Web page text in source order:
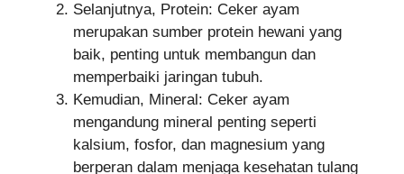
Selanjutnya, Protein: Ceker ayam
merupakan sumber protein hewani yang
baik, penting untuk membangun dan
memperbaiki jaringan tubuh.
Kemudian, Mineral: Ceker ayam
mengandung mineral penting seperti
kalsium, fosfor, dan magnesium yang
berperan dalam menjaga kesehatan tulang